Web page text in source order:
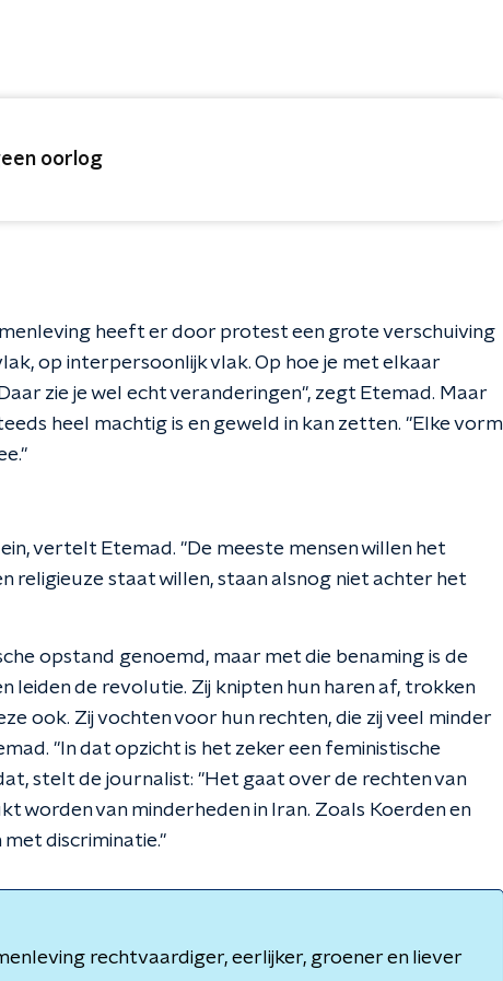
oorlog
heeft er door protest een grote verschuiving
op interpersoonlijk vlak. Op hoe je met elkaar
zie je wel echt veranderingen", zegt Etemad. Maar
heel machtig is en geweld in kan zetten. "Elke vorm
vertelt Etemad. "De meeste mensen willen het
religieuze staat willen, staan alsnog niet achter het
opstand genoemd, maar met die benaming is de
leiden de revolutie. Zij knipten hun haren af, trokken
ook. Zij vochten voor hun rechten, die zij veel minder
"In dat opzicht is het zeker een feministische
stelt de journalist: "Het gaat over de rechten van
worden van minderheden in Iran. Zoals Koerden en
discriminatie."
rechtvaardiger, eerlijker, groener en liever